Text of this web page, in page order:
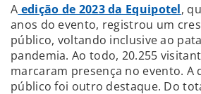
A edição de 2023 da Equipotel,
anos do evento, registrou um
público, voltando inclusive ao
pandemia. Ao todo, 20.255
marcaram presença no evento. A
público foi outro destaque. Do